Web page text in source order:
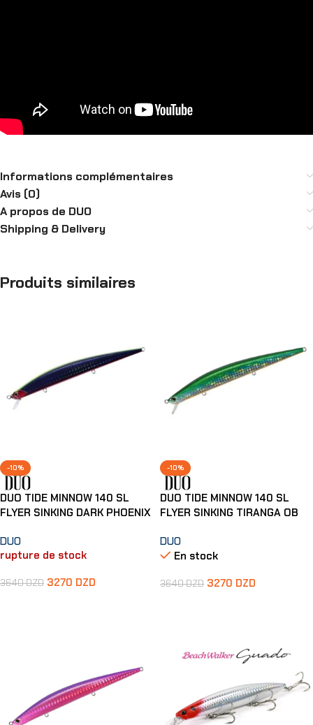
Informations complémentaires
Avis (0)
A propos de DUO
Shipping & Delivery
Produits similaires
-10%
DUO TIDE MINNOW 140 SL
FLYER SINKING DARK PHOENIX
DUO
rupture de stock
3640DZD 3270 DZD
-10%
DUO TIDE MINNOW 140 SL
FLYER SINKING TIRANGA OB
DUO
En stock
3640DZD 3270 DZD